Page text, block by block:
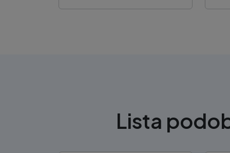
Lista